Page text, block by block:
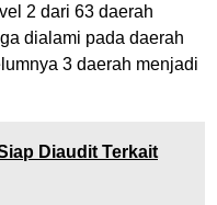
2 dari 63 daerah
dialami pada daerah
3 daerah menjadi
Diaudit Terkait